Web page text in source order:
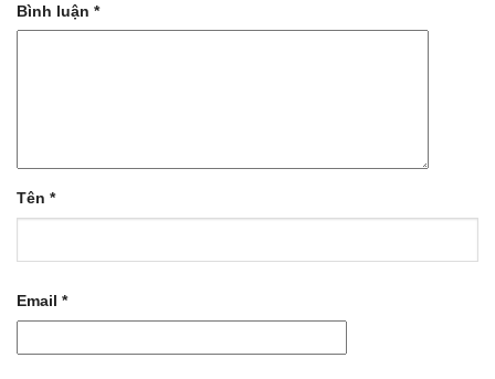
Bình luận *
Tên *
Email *